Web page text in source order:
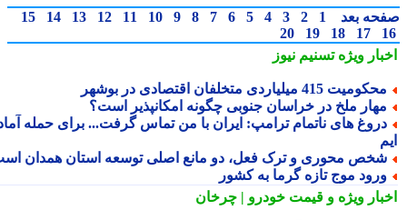
بعد 1
2
3
4
5
6
7
8
9
10
11
12
13
14
15
17
18
19
20
ویژهتسنیم نیوز
415 میلیاردی متخلفان اقتصادی در بوشهر
ملخ در خراسان جنوبی چگونه امکانپذیر است؟
های ناتمام ترامپ: ایران با من تماس گرفت... برای حمله آماده
محوری و ترک فعل، دو مانع اصلی توسعه استان همدان است
موج تازه گرما به کشور
ویژهو قیمت خودرو | چرخان